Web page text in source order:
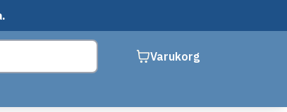
Varukorg